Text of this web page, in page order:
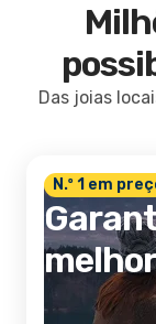
Das joias
N.º 1 em